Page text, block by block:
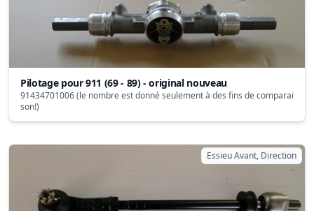
Pilotage pour 911 (69 - 89) - original nouveau
91434701006 (le nombre est donné seulement à des fins de comparai
son!)
Essieu Avant, Direction